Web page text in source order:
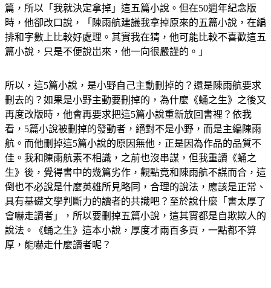
篇，所以「我就決定拿掉」這五篇小說。但在50週年紀念版
時，他卻改口說，「陳雨航建議我拿掉原來的五篇小說，在編
排和字數上比較好處理。其實我在猜，他可能比較不喜歡這五
篇小說，只是不便說岀來，他一向很嚴𧫴的。」
所以，這5篇小說，是小野自己主動刪掉的？還是陳雨航要求
刪去的？如果是小野主動要刪掉的，為什麼《蛹之生》之後又
再度改版時，他會再要求把這5篇小說重新放回書裡？依我
看，5篇小說被刪掉的發動者，絕對不是小野，而是主編陳雨
航。而他刪掉這5篇小說的原因無他，正是因為作品的品質不
佳。我和陳雨航素不相識，之前也沒串謀，但我重讀《蛹之
生》後，覺得書中的幾篇劣作，觀點竟和陳雨航不謀而合，這
倒也不必說是什麼英雄所見略同，合理的說法，應該是正常、
具有基礎文學判斷力的讀者的共識吧？至於說什麼「書太厚了
會嚇走讀者」，所以要刪掉五篇小說，這其實都是自欺欺人的
說法。《蛹之生》這本小說，厚度才兩百多頁，一點都不算
厚，能嚇走什麼讀者呢？